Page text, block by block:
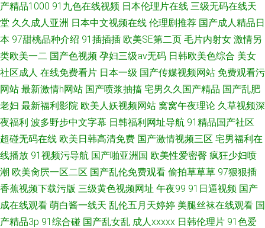
产精品1000 91九色在线视频 日本伦理片在线 三级无码在线天
堂 久久成人亚洲 日本中文视频在线 伦理剧推荐 国产成人精品日
本 97甜桃品种介绍 91插插插 欧美SE第二页 毛片内射女 激情另
类欧美一二 国产色视频 孕妇三级av无码 日韩欧美色综合 美女
社区成人 在线免费看片 日本一级 国产传媒视频网站 免费观看污
网站 最新激情h网站 国产喷浆抽搐 宅男久久国产精品 国产乱肥
老妇 最新福利影院 欧美人妖视频网站 窝窝午夜理论 久草视频深
夜福利 波多野步中文字幕 日韩福利网址导航 91精品国产社区
超碰无码在线 欧美日韩高清免费 国产激情视频三区 宅男福利在
线播放 91视频污导航 国产啪亚洲国 欧美性爱密臀 疯狂少妇喷
潮 欧美肏屄一区二区 国产乱伦免费观看 偷拍草草草 97狠狠插
香蕉视频下载污版 三级黄色视频网址 午夜99 91日逼视频 国产
成在线观看 萌白酱一线天 乱伦五月天婷婷 美腿丝袜在线观看 国
产精品3p 91综合碰 国产乱女乱 成人xxxxx 日韩伦理片 91色爱